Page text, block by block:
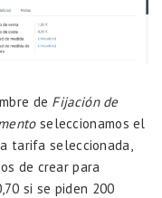
de Fijación de
seleccionamos el
tarifa seleccionada,
de crear para
si se piden 200